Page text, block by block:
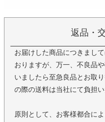
返品・
お届けした商品につきまし
おりますが、万一、不良品
いましたら至急良品とお取
の際の送料は当社にて負担い
原則として、お客様都合に